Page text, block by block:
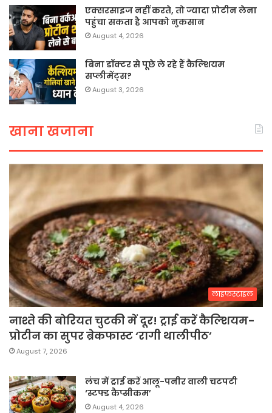
एक्सरसाइज नहीं करते, तो ज्यादा प्रोटीन लेना
पहुंचा सकता है आपको नुकसान
August 4, 2026
बिना डॉक्टर से पूछे ले रहे हैं कैल्शियम
सप्लीमेंट्स?
August 3, 2026
खाना खजाना
लाइफस्टाइल
नाश्ते की बोरियत चुटकी में दूर! ट्राई करें कैल्शियम-
प्रोटीन का सुपर ब्रेकफास्ट ‘रागी थालीपीठ’
August 7, 2026
लंच में ट्राई करें आलू-पनीर वाली चटपटी
‘स्टफ्ड कैप्सीकम’
August 4, 2026